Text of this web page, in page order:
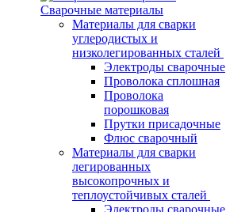
Сварочные материалы
Материалы для сварки
углеродистых и
низколегированных сталей
Электроды сварочные
Проволока сплошная
Проволока
порошковая
Прутки присадочные
Флюс сварочный
Материалы для сварки
легированных
высокопрочных и
теплоустойчивых сталей
Электроды сварочные